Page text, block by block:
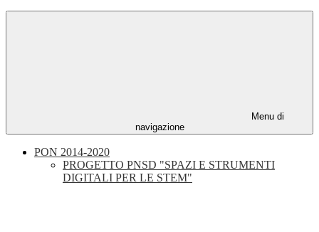
Menu di
navigazione
PON 2014-2020
PROGETTO PNSD "SPAZI E STRUMENTI
DIGITALI PER LE STEM"